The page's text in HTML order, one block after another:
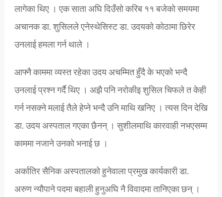
लागेका थिए । एक साता अघि दिउँसो करिब ११ बजेको समयमा
अचानक डा. शुसिलले एनेस्थेसिस्ट डा. उदयको कोठामा छिरेर
उनलाई हमला गर्न थाले ।
आफ्नै काममा व्यस्त रहेका उदय अचम्मित हुँदै के भएको भन्दै
उनलाई प्रश्न गर्दै थिए । अझै पनि नरोकीइ शुसिल चिफले त केही
गर्न नसक्ने मलाई तैले हेप्ने भन्दै उनि माथि खनिए । त्यस दिन देखि
डा. उदय अस्पताल गएका छैनन् । सुशीलमाथि कारवाही नभएसम्म
काममा नजाने उनको भनाई छ ।
अर्कातिर सैनिक अस्पतालको हुनेवाला प्रमुख कार्यकारी डा.
अरुण न्यौपाने पदमा बहाली हुनुअघि नै विवादमा तानिएका छन् ।